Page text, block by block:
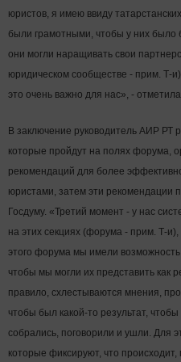
юристов, я имею ввиду
были грамотными, чтобы у них было
они могли наращивать свои
юридическом сообществе - прим. Т-
это очень важно для нас», -
В заключение руководитель АИР РТ
которые пройдут на полях форума,
рекомендаций для более
юристами, затем эти рекомендации
Госдуму. «Третий момент - у нас
на этих секциях (форума - прим. Т-
этого форума мы имели
чтобы мы могли их представить как
правило, схлестываются мнения,
чтобы был какой-то результат,
собрались, поговорили и ушли. Для
которые фиксируют, что